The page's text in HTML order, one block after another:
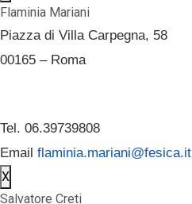
Flaminia Mariani
Piazza di Villa Carpegna, 58
00165 – Roma
Tel. 06.39739808
Email flaminia.mariani@fesica.it
X
Salvatore Creti